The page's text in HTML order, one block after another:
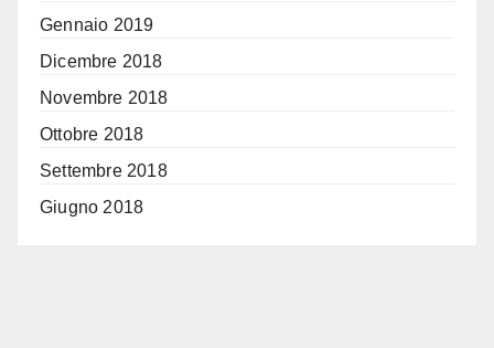
Gennaio 2019
Dicembre 2018
Novembre 2018
Ottobre 2018
Settembre 2018
Giugno 2018